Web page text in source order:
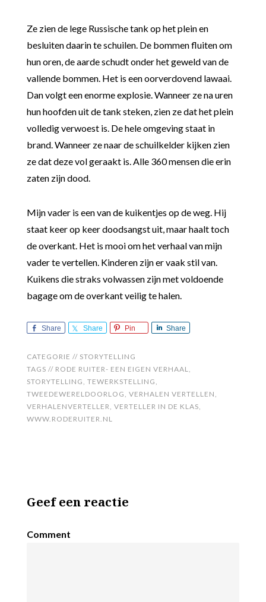
Ze zien de lege Russische tank op het plein en
besluiten daarin te schuilen. De bommen fluiten om
hun oren, de aarde schudt onder het geweld van de
vallende bommen. Het is een oorverdovend lawaai.
Dan volgt een enorme explosie. Wanneer ze na uren
hun hoofden uit de tank steken, zien ze dat het plein
volledig verwoest is. De hele omgeving staat in
brand. Wanneer ze naar de schuilkelder kijken zien
ze dat deze vol geraakt is. Alle 360 mensen die erin
zaten zijn dood.
Mijn vader is een van de kuikentjes op de weg. Hij
staat keer op keer doodsangst uit, maar haalt toch
de overkant. Het is mooi om het verhaal van mijn
vader te vertellen. Kinderen zijn er vaak stil van.
Kuikens die straks volwassen zijn met voldoende
bagage om de overkant veilig te halen.
Share Share Pin Share
CATEGORIE // STORYTELLING
TAGS // RODE RUITER- EEN EIGEN VERHAAL,
STORYTELLING, TEWERKSTELLING,
TWEEDEWERELDOORLOG, VERHALEN VERTELLEN,
VERHALENVERTELLER, VERTELLER IN DE KLAS,
WWW.RODERUITER.NL
Geef een reactie
Comment